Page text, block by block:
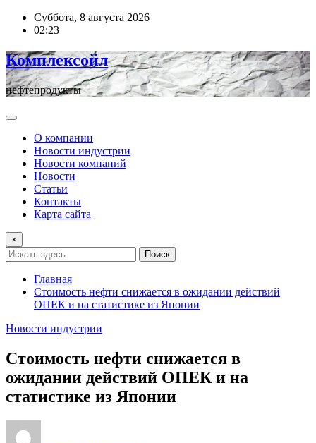
ПерейтиСуббота, 8 августа 2026
02:23
Комплексойл
нефтепродукты
О компании
Новости индустрии
Новости компаний
Новости
Статьи
Контакты
Карта сайта
×
Поиск
Главная
Стоимость нефти снижается в ожидании действий
ОПЕК и на статистике из Японии
Новости индустрии
Стоимость нефти снижается в
ожидании действий ОПЕК и на
статистике из Японии